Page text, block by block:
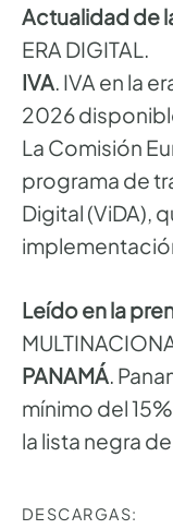
Actualidad de
ERA DIGITAL.
IVA. IVA en la
2026
La Comisión
programa de
Digital (ViDA),
Leído en la
PANAMÁ.
mínimo del
la lista negra de
DESCARGAS: